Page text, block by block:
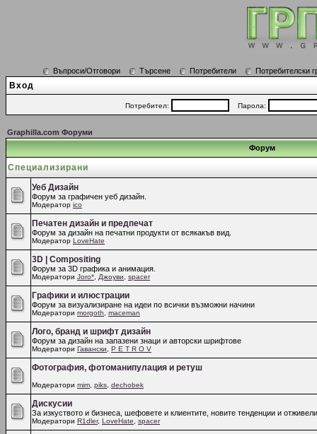
Въпроси/Отговори Търсене Потребители Потребителски
Вход
Потребител: Парола:
Graphilla.com Форуми
Форум
Специализирани
Уеб Дизайн
Форум за графичен уеб дизайн.
Модератор ico
Печатен дизайн и предпечат
Форум за дизайн на печатни продукти от всякакъв вид.
Модератор LoveHate
3D | Compositing
Форум за 3D графика и анимация.
Модератори Joro* Джоуви spacer
Графики и илюстрации
Форум за визуализиране на идеи по всички възможни начини
Модератори morgoth maceman
Лого, бранд и шрифт дизайн
Форум за дизайн на запазени знаци и авторски шрифтове
Модератори Гавански P E T R O V
Фотография, фотоманипулация и ретуш
Модератори mim piks dechobek
Дискусии
За изкуството и бизнеса, шефовете и клиентите, новите тенденции и
Модератори R1dler, LoveHate spacer